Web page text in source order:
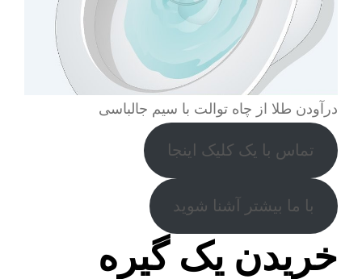
درآودن طلا از چاه توالت با سیم جالباسی
تماس با یک کلیک اینجا
با ما بیشتر آشنا شوید
خریدن یک گیره